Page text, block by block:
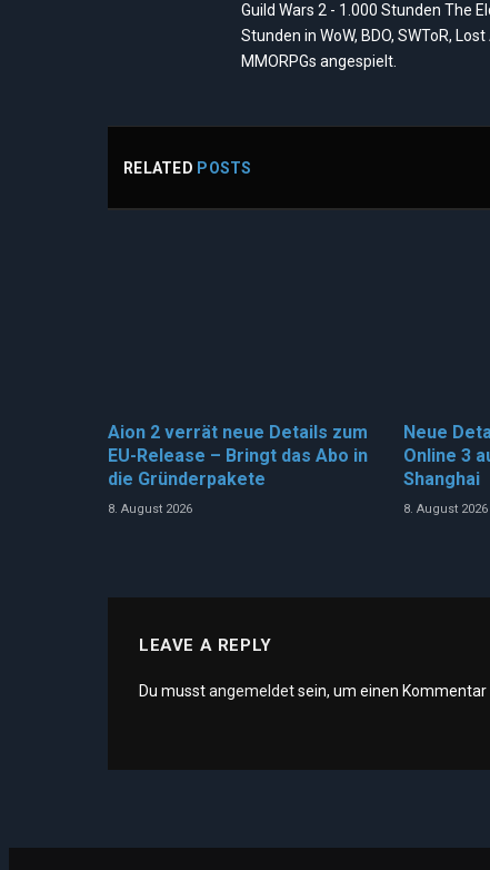
Guild Wars 2 - 1.000 Stunden The
Stunden in WoW, BDO, SWToR,
MMORPGs angespielt.
RELATED POSTS
Aion 2 verrät neue Details zum
EU-Release – Bringt das Abo in
die Gründerpakete
8. August 2026
Neue
Online 3
Shanghai
8. August 2026
LEAVE A REPLY
Du musstangemeldetsein, um einen